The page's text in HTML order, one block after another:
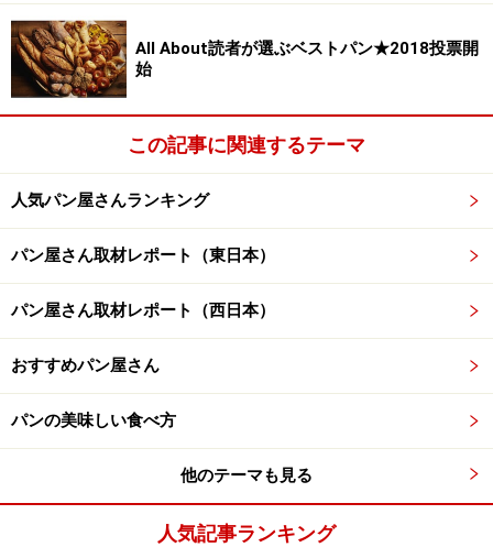
ドの虜になりました。特に、ショコラオジャポンは1番
おいしかった。あんことクリームチーズとチョコがベス
トバランスで作られたパンです。大好きなパンが沢山あ
ります。そして、シンプルな食事にあうパンドセーグル
の粉ウマ感は素晴らしいです」（女性 40代 東京都）
「独創的な世界観のあるパン屋。どれもおいしい」（男
性 30代 千葉県）
ル、グロ・パン・ド・セーグルと最近は伺うたびに香ば
しくなっていくバゲットトラディションもたまりませ
パリ-アッシュのマダム、天野恵美子さんからメッセージ
「今年もパリアッシュを選んでいただけたことに感謝い
All About読者が選ぶベストパン★2018投票開
始
この記事に関連するテーマ
人気パン屋さんランキング
パン屋さん取材レポート（東日本）
パン屋さん取材レポート（西日本）
おすすめパン屋さん
パンの美味しい食べ方
他のテーマも見る
人気記事ランキング